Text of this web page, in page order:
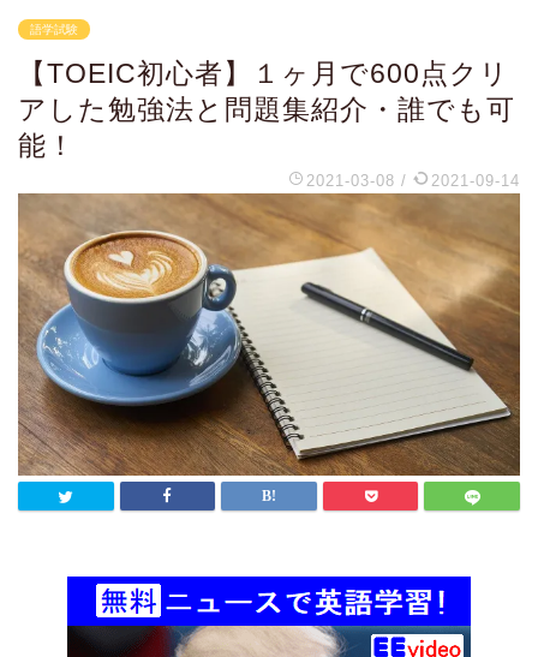
語学試験
【TOEIC初心者】１ヶ月で600点クリ
アした勉強法と問題集紹介・誰でも可
能！
2021-03-08 / 2021-09-14